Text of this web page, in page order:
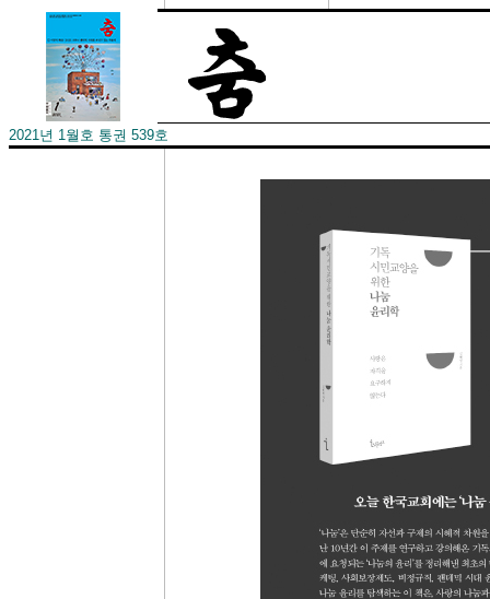
2021년 1월호 통권 539호